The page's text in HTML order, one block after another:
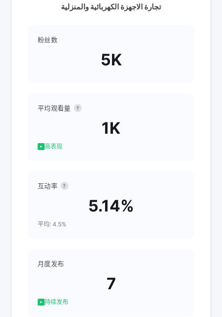
تجارة الاجهزة الكهربائية والمنزلية
粉丝数
5K
平均观看量 ?
1K
高表现
互动率 ?
5.14%
平均: 4.5%
月度发布
7
持续发布